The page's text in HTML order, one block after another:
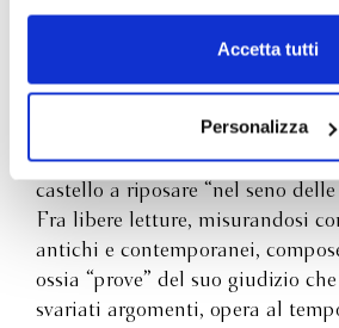
dell’informativa cookie.
Chiudendo il banner tramite la “X”
dei soli cookie tecnici. Selezionando
il tuo consenso alla profilazione che
ogni momentoRevoca
Accetta tutti
Personalizza
Michel Eyquem de Montaigne
nel Périgord, formatosi dapprima
forse a Périgueux e a Toulouse.
Parlement (ossia al tribunale) di
1570 si dimise dalla carica per
castello a riposare “nel seno
Fra libere letture, misurandosi
antichi e contemporanei,
ossia “prove” del suo giudizio
svariati argomenti, opera al